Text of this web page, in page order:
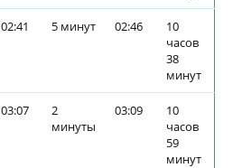
02:41 5 минут 02:46
10
часов
38
минут
03:07
2
минуты
03:09
10
часов
59
минут